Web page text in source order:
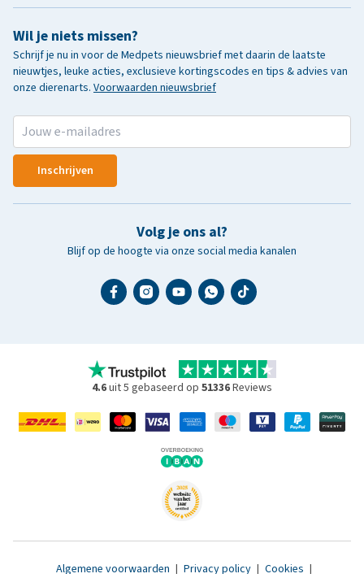
Wil je niets missen?
Schrijf je nu in voor de Medpets nieuwsbrief met daarin de laatste
nieuwtjes, leuke acties, exclusieve kortingscodes en tips & advies van
onze dierenarts. Voorwaarden nieuwsbrief
Inschrijven
Volg je ons al?
Blijf op de hoogte via onze social media kanalen
4.6uit 5 gebaseerd op 51336Reviews
Algemene voorwaarden | Privacy policy | Cookies |